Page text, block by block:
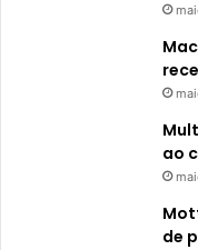
ao
de